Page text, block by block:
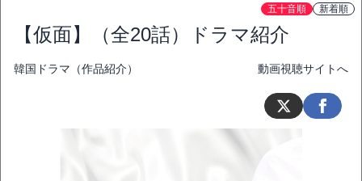
五十音順 新着順
【仮面】（全20話）ドラマ紹介
韓国ドラマ（作品紹介） 動画視聴サイトへ